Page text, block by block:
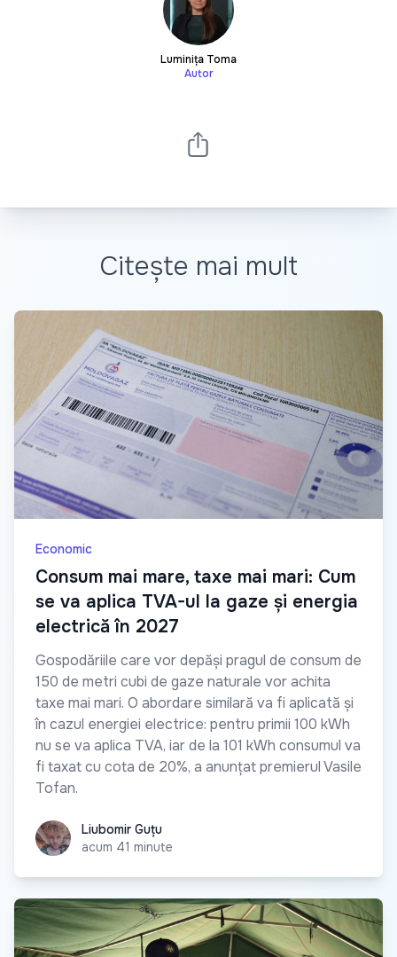
Luminița Toma
Autor
Citește mai mult
Economic
Consum mai mare, taxe mai mari: Cum
se va aplica TVA-ul la gaze și energia
electrică în 2027
Gospodăriile care vor depăși pragul de consum de
150 de metri cubi de gaze naturale vor achita
taxe mai mari. O abordare similară va fi aplicată și
în cazul energiei electrice: pentru primii 100 kWh
nu se va aplica TVA, iar de la 101 kWh consumul va
fi taxat cu cota de 20%, a anunțat premierul Vasile
Tofan.
Liubomir Guțu
Liubomir Guțu
acum 41 minute